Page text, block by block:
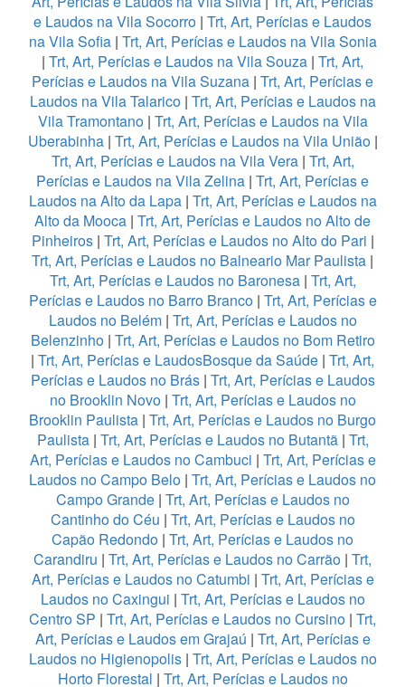
e Laudos na Vila Socorro | Trt, Art, Perícias e Laudos
na Vila Sofia| Trt, Art, Perícias e Laudos na Vila Sonia
| Trt, Art, Perícias e Laudos na Vila Souza | Trt, Art,
Perícias e Laudos na Vila Suzana | Trt, Art, Perícias e
Laudos na Vila Talarico| Trt, Art, Perícias e Laudos na
Vila Tramontano| Trt, Art, Perícias e Laudos na Vila
Uberabinha| Trt, Art, Perícias e Laudos na Vila União|
Trt, Art, Perícias e Laudos na Vila Vera| Trt, Art,
Perícias e Laudos na Vila Zelina | Trt, Art, Perícias e
Laudos na Alto da Lapa| Trt, Art, Perícias e Laudos na
Alto da Mooca | Trt, Art, Perícias e Laudos no Alto de
Pinheiros| Trt, Art, Perícias e Laudos no Alto do Pari |
Trt, Art, Perícias e Laudos no Balneario Mar Paulista |
Trt, Art, Perícias e Laudos no Baronesa| Trt, Art,
Perícias e Laudos no Barro Branco| Trt, Art, Perícias e
Laudos no Belém| Trt, Art, Perícias e Laudos no
Belenzinho| Trt, Art, Perícias e Laudos no Bom Retiro
| Trt, Art, Perícias e LaudosBosque da Saúde | Trt, Art,
Perícias e Laudos no Brás| Trt, Art, Perícias e Laudos
no Brooklin Novo| Trt, Art, Perícias e Laudos no
Brooklin Paulista | Trt, Art, Perícias e Laudos no Burgo
Paulista| Trt, Art, Perícias e Laudos no Butantã| Trt,
Art, Perícias e Laudos no Cambuci | Trt, Art, Perícias e
Laudos no Campo Belo | Trt, Art, Perícias e Laudos no
Campo Grande| Trt, Art, Perícias e Laudos no
Cantinho do Céu | Trt, Art, Perícias e Laudos no
Capão Redondo | Trt, Art, Perícias e Laudos no
Carandiru | Trt, Art, Perícias e Laudos no Carrão | Trt,
Art, Perícias e Laudos no Catumbi | Trt, Art, Perícias e
Laudos no Caxingui | Trt, Art, Perícias e Laudos no
Centro SP | Trt, Art, Perícias e Laudos no Cursino | Trt,
Art, Perícias e Laudos em Grajaú | Trt, Art, Perícias e
Laudos no Higienopolis| Trt, Art, Perícias e Laudos no
Horto Florestal | Trt, Art, Perícias e Laudos no